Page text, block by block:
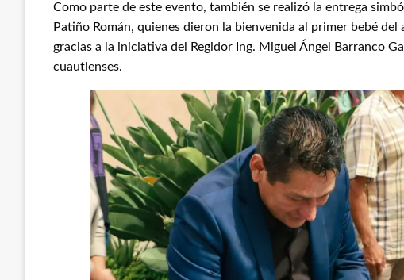
Como parte de este evento, también se realizó la entrega
Patiño Román, quienes dieron la bienvenida al primer bebé
gracias a la iniciativa del Regidor Ing. Miguel Ángel Barranco
cuautlenses.